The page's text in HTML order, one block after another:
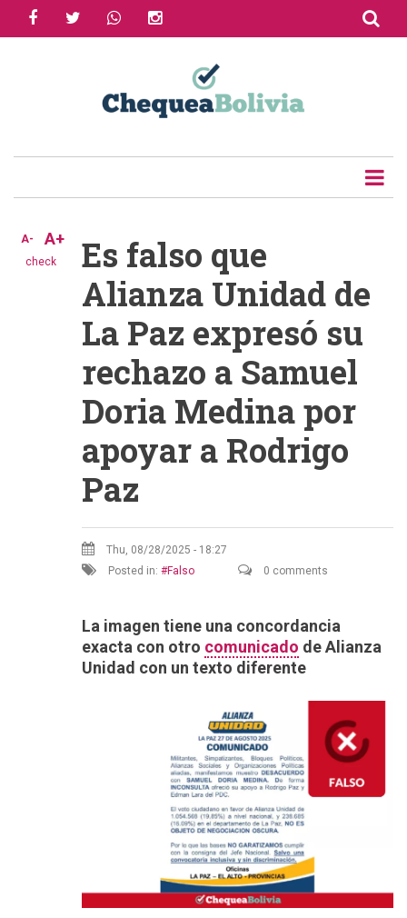
facebooktwitter whatsapp
check
A- A+
Es falso que
Alianza Unidad de
La Paz expresó su
rechazo a Samuel
Doria Medina por
apoyar a Rodrigo
Paz
Thu, 08/28/2025 - 18:27
Posted in:
Falso 0 comments
La imagen tiene una concordancia
exacta con otro comunicado de Alianza
Unidad con un texto diferente